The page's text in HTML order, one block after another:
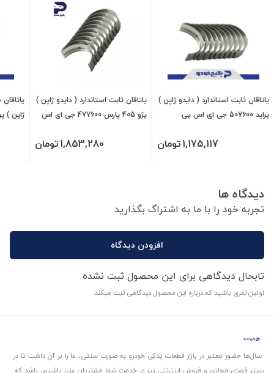
یاتاقان ثابت استاندارد ( دایدو ژاپن )
پراید 507600 جی ای اس پی
1,175,117تومان
یاتاقان ثابت استاندارد ( دایدو ژاپن )
پژو 405 پارس 477600 جی ای اس
1,853,280تومان
ژاپن ) پراید
دیدگاه ها
تجربه خود را با ما به اشتراگ بگذارید
افزودن دیدگاه
تابحال دیدگاهی برای این محصول ثبت نشده
اولین نفری باشید که درباره این محصول دیدگاهی ثبت میکند
سال‌ها حضور معتبر در بازار قطعات یدکی خودرو به صورت سنتی، ما را بر آن داشت تا در
بستر فضای مجازی و فروش اینترنتی نیز در خدمت شما مشتریان عزیز باشیم، باشد که